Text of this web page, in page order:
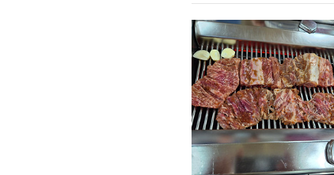
모티브로 "꿈속의 집"을 형상화
한 중식당으로본토의 맛을 그대
로 재현한 딤섬을 비롯해서 정
통 중화요리의 진수를 보여 주
는 파인 차이니스 레스토랑입니
다.몽중헌은 청담점을 비롯해서
모두 12개의 직영점을 가지고
있는 중식계의 거장으로 몇 곳
은 가 본 적이 있습니다.몽중헌
판교점은 신분당선,경강선 환승